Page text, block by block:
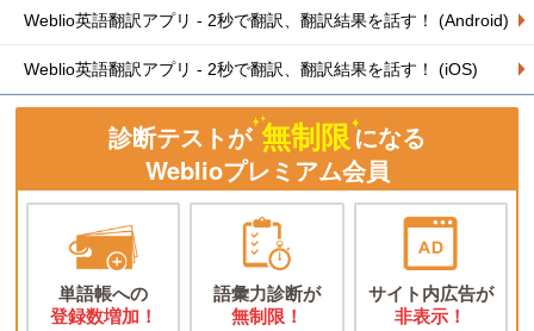
Weblio英語翻訳アプリ - 2秒で翻訳、翻訳結果を話す！ (Android)
Weblio英語翻訳アプリ - 2秒で翻訳、翻訳結果を話す！ (iOS)
診断テストが 無制限になる
Weblioプレミアム会員
単語帳への
登録数増加！
語彙力診断が
無制限！
サイト内広告が
非表示！